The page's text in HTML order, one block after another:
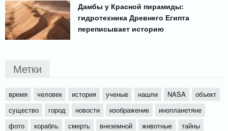
Дамбы у Красной пирамиды:
гидротехника Древнего Египта
переписывает историю
Метки
время человек история ученые нашли NASA
объект
существо
город новости изображение
инопланетяне
фото
корабль смерть внеземной животные
тайны